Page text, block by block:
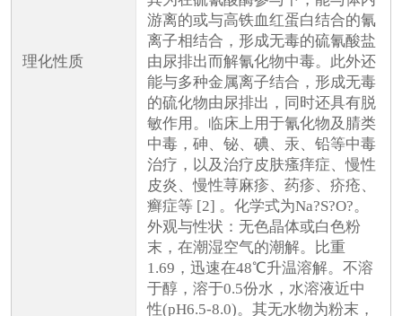
理化性质
游离的或与高铁血红蛋白结合的氰
离子相结合，形成无毒的硫氰酸盐
由尿排出而解氰化物中毒。此外还
能与多种金属离子结合，形成无毒
的硫化物由尿排出，同时还具有脱
敏作用。临床上用于氰化物及腈类
中毒，砷、铋、碘、汞、铅等中毒
治疗，以及治疗皮肤瘙痒症、慢性
皮炎、慢性荨麻疹、药疹、疥疮、
癣症等 [2] 。化学式为Na?S?O?。
外观与性状：无色晶体或白色粉
末，在潮湿空气的潮解。比重
1.69，迅速在48℃升温溶解。不溶
于醇，溶于0.5份水，水溶液近中
性(pH6.5-8.0)。其无水物为粉末，